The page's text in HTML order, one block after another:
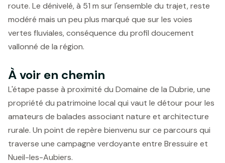
route. Le dénivelé, à 51 m sur l'ensemble du trajet, reste
modéré mais un peu plus marqué que sur les voies
vertes fluviales, conséquence du profil doucement
vallonné de la région.
À voir en chemin
L'étape passe à proximité du Domaine de la Dubrie, une
propriété du patrimoine local qui vaut le détour pour les
amateurs de balades associant nature et architecture
rurale. Un point de repère bienvenu sur ce parcours qui
traverse une campagne verdoyante entre Bressuire et
Nueil-les-Aubiers.